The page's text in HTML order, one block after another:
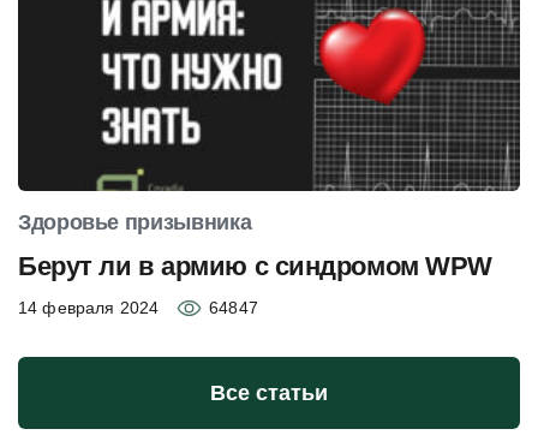
Здоровье призывника
Берут ли в армию с синдромом WPW
14 февраля 2024 64847
Все статьи